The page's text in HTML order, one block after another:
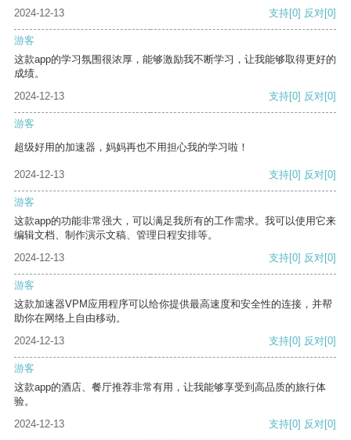
2024-12-13 支持[0] 反对[0]
游客
这款app的学习氛围很浓厚，能够激励我不断学习，让我能够取得更好的
成绩。
2024-12-13
支持[0] 反对[0]
游客
超级好用的加速器，妈妈再也不用担心我的学习啦！
2024-12-13 支持[0] 反对[0]
游客
这款app的功能非常强大，可以满足我所有的工作需求。我可以使用它来
编辑文档、制作演示文稿、管理日程安排等。
2024-12-13
支持[0] 反对[0]
游客
这款加速器VPM应用程序可以给你提供最高速度和安全性的连接，并帮
助你在网络上自由移动。
2024-12-13
支持[0] 反对[0]
游客
这款app的酒店、餐厅推荐非常有用，让我能够享受到高品质的旅行体
验。
2024-12-13
支持[0] 反对[0]